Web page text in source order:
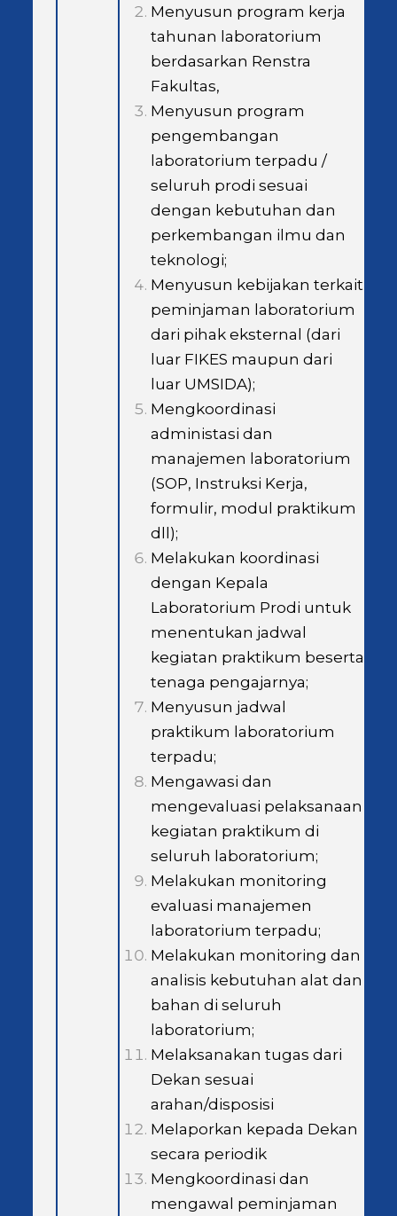
Menyusun program kerja
tahunan laboratorium
berdasarkan Renstra
Fakultas,
Menyusun program
pengembangan
laboratorium terpadu /
seluruh prodi sesuai
dengan kebutuhan dan
perkembangan ilmu dan
teknologi;
Menyusun kebijakan terkait
peminjaman laboratorium
dari pihak eksternal (dari
luar FIKES maupun dari
luar UMSIDA);
Mengkoordinasi
administasi dan
manajemen laboratorium
(SOP, Instruksi Kerja,
formulir, modul praktikum
dll);
Melakukan koordinasi
dengan Kepala
Laboratorium Prodi untuk
menentukan jadwal
kegiatan praktikum beserta
tenaga pengajarnya;
Menyusun jadwal
praktikum laboratorium
terpadu;
Mengawasi dan
mengevaluasi pelaksanaan
kegiatan praktikum di
seluruh laboratorium;
Melakukan monitoring
evaluasi manajemen
laboratorium terpadu;
Melakukan monitoring dan
analisis kebutuhan alat dan
bahan di seluruh
laboratorium;
Melaksanakan tugas dari
Dekan sesuai
arahan/disposisi
Melaporkan kepada Dekan
secara periodik
Mengkoordinasi dan
mengawal peminjaman